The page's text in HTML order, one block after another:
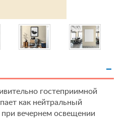
гостеприимной
как нейтральный
вечернем освещении